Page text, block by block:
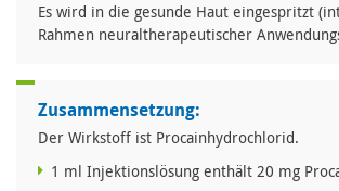
Es wird in die gesunde Haut eingespritzt
Rahmen neuraltherapeutischer
Zusammensetzung:
Der Wirkstoff ist Procainhydrochlorid.
1 ml Injektionslösung enthält 20 mg